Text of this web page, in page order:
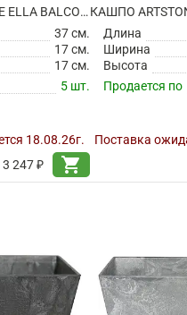
КАШПО ARTSTONE ELLA BALCONY OAK
37 см.
17 см.
17 см.
5 шт.
18.08.26г.
3 247 ₽
shopping_cart
Длина
Ширина
Высота
Продается по
Поставка